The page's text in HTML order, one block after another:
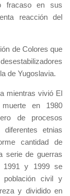
fracaso en sus
reacción del
de Colores que
de Yugoslavia.
vivió El
en 1980
de procesos
etnias
cantidad de
serie de guerras
1991 y 1999 se
población civil y
y dividido en